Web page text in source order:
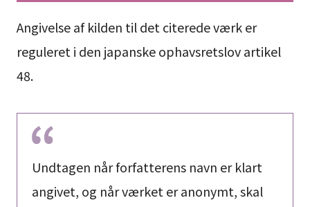
Angivelse af kilden til det citerede værk er
reguleret i den japanske ophavsretslov artikel
48.
Undtagen når forfatterens navn er klart
angivet, og når værket er anonymt, skal